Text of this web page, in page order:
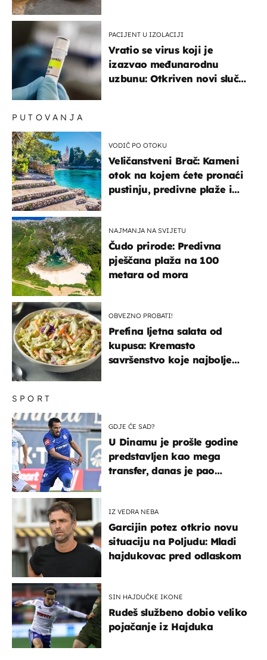
PACIJENT U IZOLACIJI
Vratio se virus koji je
izazvao međunarodnu
uzbunu: Otkriven novi slučaj
SPORT
GDJE ĆE SAD?
U Dinamu je prošle godine
predstavljen kao mega
transfer, danas je pao
IZ VEDRA NEBA
Garcijin potez otkrio novu
situaciju na Poljudu: Mladi
hajdukovac pred odlaskom
SIN HAJDUČKE IKONE
Rudeš službeno dobio veliko
pojačanje iz Hajduka
PUTOVANJA
VODIČ PO OTOKU
Veličanstveni Brač: Kameni
otok na kojem ćete pronaći
pustinju, predivne plaže i
NAJMANJA NA SVIJETU
Čudo prirode: Predivna
pješčana plaža na 100
metara od mora
OBVEZNO PROBATI!
Prefina ljetna salata od
kupusa: Kremasto
savršenstvo koje najbolje